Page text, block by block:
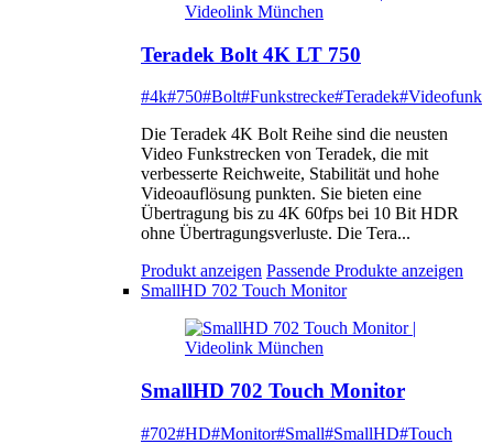
Teradek Bolt 4K LT 750
#4k#750#Bolt#Funkstrecke#Teradek#Videofunk
Die Teradek 4K Bolt Reihe sind die neusten
Video Funkstrecken von Teradek, die mit
verbesserte Reichweite, Stabilität und hohe
Videoauflösung punkten. Sie bieten eine
Übertragung bis zu 4K 60fps bei 10 Bit HDR
ohne Übertragungsverluste. Die Tera...
Produkt anzeigen Passende Produkte anzeigen
SmallHD 702 Touch Monitor
SmallHD 702 Touch Monitor
#702#HD#Monitor#Small#SmallHD#Touch